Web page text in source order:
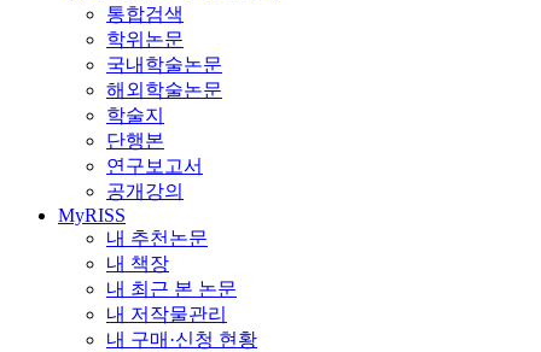
통합검색
학위논문
국내학술논문
해외학술논문
학술지
단행본
연구보고서
공개강의
MyRISS
내 추천논문
내 책장
내 최근 본 논문
내 저작물관리
내 구매·신청 현황